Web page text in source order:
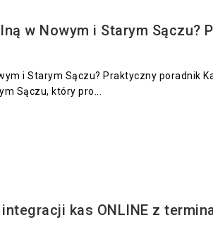
w Nowym i Starym Sączu?
i Starym Sączu? Praktyczny poradnik
Sączu, który pro...
kas ONLINE z